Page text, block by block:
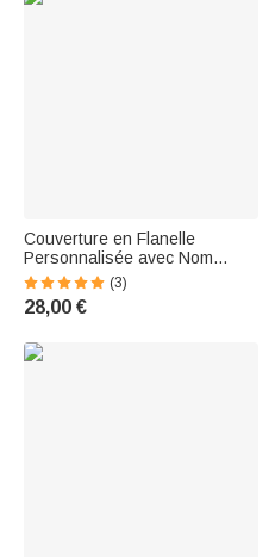
Couverture en Flanelle
Personnalisée avec Nom
Couverture Douce à Motif Arc-
en-Ciel pour Bébé Enfant
Nouvelle Maman Cadeau
(3)
28,00 €